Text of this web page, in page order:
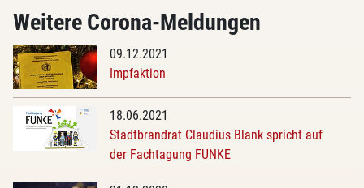
Weitere Corona-Meldungen
09.12.2021
Impfaktion
18.06.2021
Stadtbrandrat Claudius Blank spricht auf
der Fachtagung FUNKE